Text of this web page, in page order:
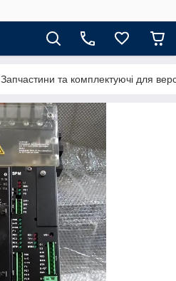
Запчастини та комплектуючі для